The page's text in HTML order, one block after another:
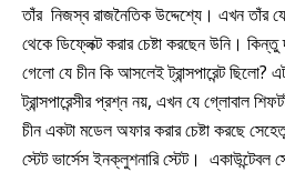
তাঁর নিজস্ব রাজনৈতিক উদ্দেশ্যে। এখন তাঁর
থেকে ডিফ্লেক্ট করার চেষ্টা করছেন উনি।
গেলো যে চীন কি আসলেই ট্রান্সপারেন্ট ছিলো?
ট্রান্সপারেন্সীর প্রশ্ন নয়, এখন যে গ্লোবাল
চীন একটা মডেল অফার করার চেষ্টা করছে
স্টেট ভার্সেস ইনক্লুশনারি স্টেট। একাউন্টেবল